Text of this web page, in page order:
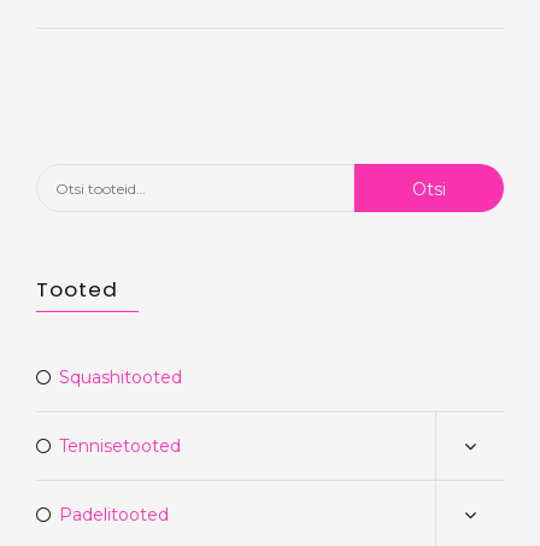
Otsi: Otsi
Tooted
Squashitooted
Tennisetooted
Padelitooted